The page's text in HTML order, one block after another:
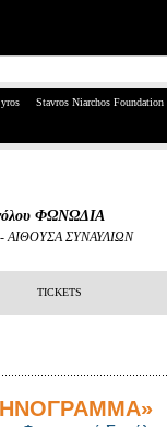
Stavros Niarchos
ΦΩΝΩΔΙΑ
ΑΙΘΟΥΣΑ ΣΥΝΑΥΛΙΩΝ
TICKETS